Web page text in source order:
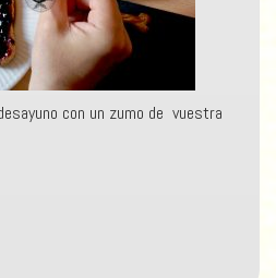
con un zumo de vuestra